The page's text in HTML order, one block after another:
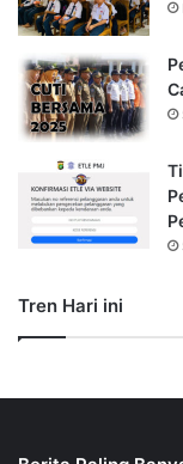
Tren Hari ini